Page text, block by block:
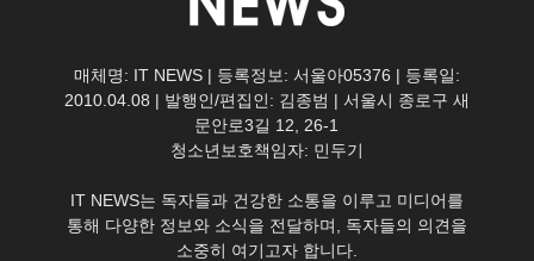
매체명: IT NEWS | 등록정보: 서울아05376 | 등록일:
2010.04.08 | 발행인/편집인: 김종범 | 서울시 종로구 새
문안로3길 12, 26-1
청소년보호책임자: 민두기
IT NEWS는 독자들과 건강한 소통을 이루고 미디어를
통해 다양한 정보와 소식을 전달하며, 독자들의 의견을
소중히 여기고자 합니다.